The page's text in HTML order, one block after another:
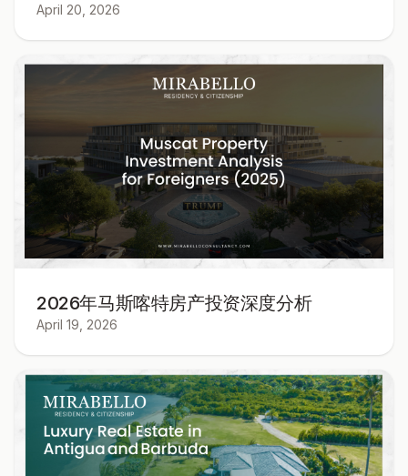
April 20, 2026
2026年马斯喀特房产投资深度分析
April 19, 2026